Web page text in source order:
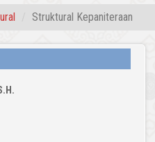
Struktural Kepaniteraan